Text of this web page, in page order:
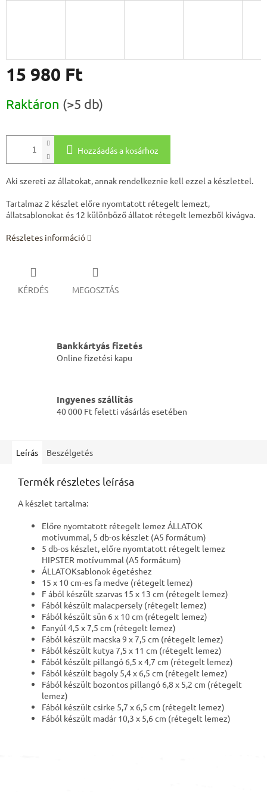
15 980 Ft
Raktáron (>5 db)
Hozzáadás a kosárhoz
Aki szereti az állatokat, annak rendelkeznie kell ezzel a készlettel.
Tartalmaz 2 készlet előre nyomtatott rétegelt lemezt,
állatsablonokat és 12 különböző állatot rétegelt lemezből kivágva.
Részletes információ
KÉRDÉS MEGOSZTÁS
Bankkártyás fizetés
Online fizetési kapu
Ingyenes szállítás
40 000 Ft feletti vásárlás esetében
Leírás Beszélgetés
Termék részletes leírása
A készlet tartalma:
Előre nyomtatott rétegelt lemez ÁLLATOK
motívummal, 5 db-os készlet (A5 formátum)
5 db-os készlet, előre nyomtatott rétegelt lemez
HIPSTER motívummal (A5 formátum)
ÁLLATOKsablonok égetéshez
15 x 10 cm-es fa medve (rétegelt lemez)
F ából készült szarvas 15 x 13 cm (rétegelt lemez)
Fából készült malacpersely (rétegelt lemez)
Fából készült sün 6 x 10 cm (rétegelt lemez)
Fanyúl 4,5 x 7,5 cm (rétegelt lemez)
Fából készült macska 9 x 7,5 cm (rétegelt lemez)
Fából készült kutya 7,5 x 11 cm (rétegelt lemez)
Fából készült pillangó 6,5 x 4,7 cm (rétegelt lemez)
Fából készült bagoly 5,4 x 6,5 cm (rétegelt lemez)
Fából készült bozontos pillangó 6,8 x 5,2 cm (rétegelt
lemez)
Fából készült csirke 5,7 x 6,5 cm (rétegelt lemez)
Fából készült madár 10,3 x 5,6 cm (rétegelt lemez)